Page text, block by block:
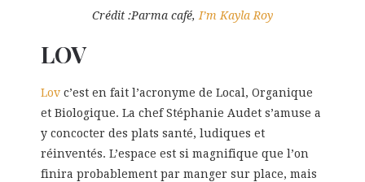
Crédit :Parma café,I’m Kayla Roy
LOV
Lov c’est en fait l’acronyme de Local, Organique
et Biologique. La chef Stéphanie Audet s’amuse a
y concocter des plats santé, ludiques et
réinventés. L’espace est si magnifique que l’on
finira probablement par manger sur place, mais